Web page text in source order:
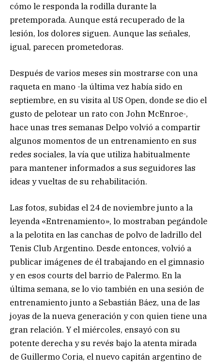
cómo le responda la rodilla durante la
pretemporada. Aunque está recuperado de la
lesión, los dolores siguen. Aunque las señales,
igual, parecen prometedoras.
Después de varios meses sin mostrarse con una
raqueta en mano -la última vez había sido en
septiembre, en su visita al US Open, donde se dio el
gusto de pelotear un rato con John McEnroe-,
hace unas tres semanas Delpo volvió a compartir
algunos momentos de un entrenamiento en sus
redes sociales, la vía que utiliza habitualmente
para mantener informados a sus seguidores las
ideas y vueltas de su rehabilitación.
Las fotos, subidas el 24 de noviembre junto a la
leyenda «Entrenamiento», lo mostraban pegándole
a la pelotita en las canchas de polvo de ladrillo del
Tenis Club Argentino. Desde entonces, volvió a
publicar imágenes de él trabajando en el gimnasio
y en esos courts del barrio de Palermo. En la
última semana, se lo vio también en una sesión de
entrenamiento junto a Sebastián Báez, una de las
joyas de la nueva generación y con quien tiene una
gran relación. Y el miércoles, ensayó con su
potente derecha y su revés bajo la atenta mirada
de Guillermo Coria, el nuevo capitán argentino de